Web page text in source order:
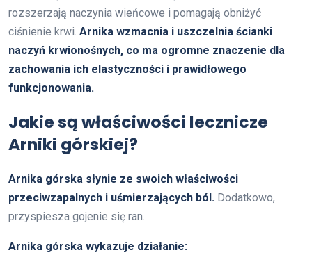
rozszerzają naczynia wieńcowe i pomagają obniżyć
ciśnienie krwi. Arnika wzmacnia i uszczelnia ścianki
naczyń krwionośnych, co ma ogromne znaczenie dla
zachowania ich elastyczności i prawidłowego
funkcjonowania.
Jakie są właściwości lecznicze
Arniki górskiej?
Arnika górska słynie ze swoich właściwości
przeciwzapalnych i uśmierzających ból. Dodatkowo,
przyspiesza gojenie się ran.
Arnika górska wykazuje działanie: